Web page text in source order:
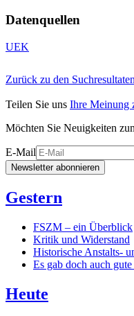
Datenquellen
UEK
Zurück zu den Suchresultaten
Teilen Sie uns Ihre Meinung
Möchten Sie Neuigkeiten
E-Mail
Newsletter abonnieren
Gestern
FSZM – ein Überblick
Kritik und Widerstand
Historische Anstalts-
Es gab doch auch
Heute